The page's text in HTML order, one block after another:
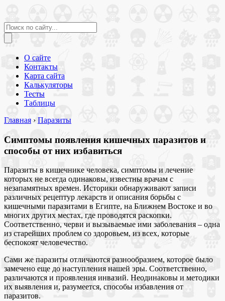
О сайте
Контакты
Карта сайта
Калькуляторы
Тесты
Таблицы
Главная › Паразиты
Симптомы появления кишечных паразитов и
способы от них избавиться
Паразиты в кишечнике человека, симптомы и лечение
которых не всегда одинаковы, известны врачам с
незапамятных времен. Историки обнаруживают записи
различных рецептур лекарств и описания борьбы с
кишечными паразитами в Египте, на Ближнем Востоке и во
многих других местах, где проводятся раскопки.
Соответственно, черви и вызываемые ими заболевания – одна
из старейших проблем со здоровьем, из всех, которые
беспокоят человечество.
Сами же паразиты отличаются разнообразием, которое было
замечено еще до наступления нашей эры. Соответственно,
различаются и проявления инвазий. Неодинаковы и методики
их выявления и, разумеется, способы избавления от
паразитов.